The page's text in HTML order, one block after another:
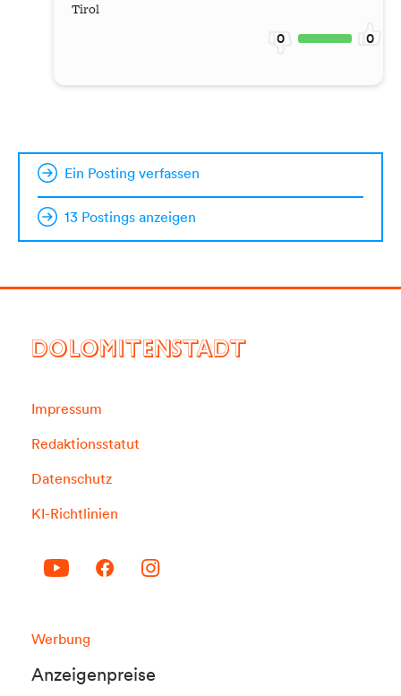
Tirol
0 0
Ein Posting verfassen
13 Postings anzeigen
DOLOMITENSTADT
Impressum
Redaktionsstatut
Datenschutz
KI-Richtlinien
Werbung
Anzeigenpreise